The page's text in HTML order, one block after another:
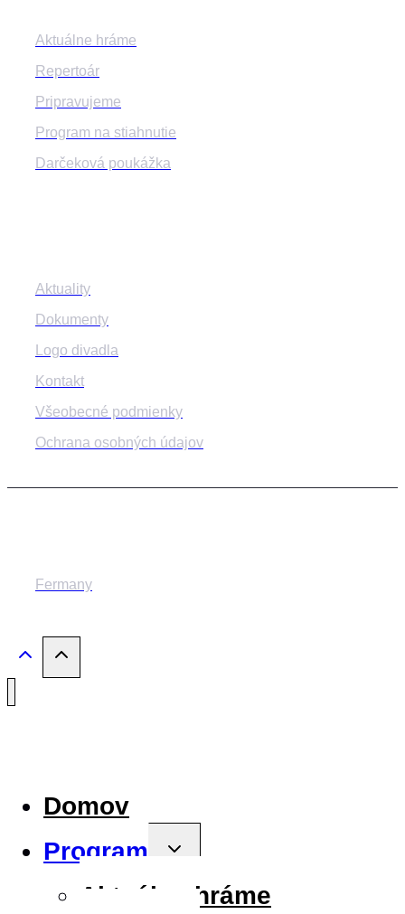
Aktuálne hráme
Repertoár
Pripravujeme
Program na stiahnutie
Darčeková poukážka
Aktuality
Dokumenty
Logo divadla
Kontakt
Všeobecné podmienky
Ochrana osobných údajov
Fermany
Domov
Program
Toggle
Aktuálne hráme